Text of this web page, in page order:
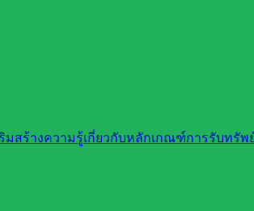
สร้างความรู้เกี่ยวกับหลักเกณฑ์การรับทรั